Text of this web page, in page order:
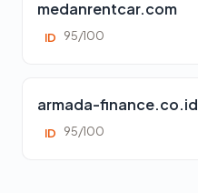
medanrentcar.com
ID 95/100
armada-finance.co.id
ID 95/100